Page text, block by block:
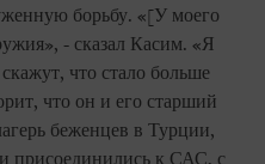
борьбу. «[У моего
- сказал Касим. «Я
что стало больше
что он и его старший
беженцев в Турции,